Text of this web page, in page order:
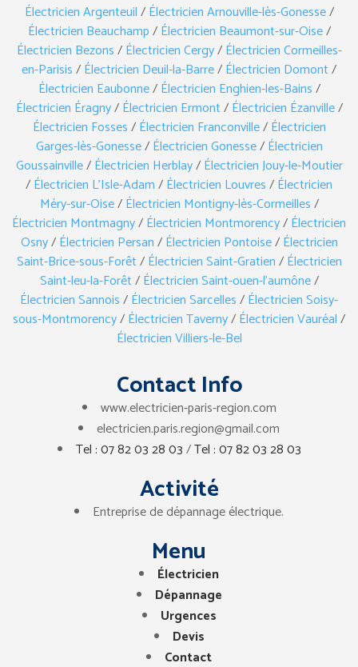
Électricien Argenteuil/Électricien Arnouville-lès-Gonesse/
Électricien Beauchamp/Électricien Beaumont-sur-Oise/
Électricien Bezons/Électricien Cergy/Électricien Cormeilles-
en-Parisis/Électricien Deuil-la-Barre/Électricien Domont/
Électricien Eaubonne/Électricien Enghien-les-Bains/
Électricien Éragny/Électricien Ermont/Électricien Ézanville/
Électricien Fosses/Électricien Franconville/Électricien
Garges-lès-Gonesse/Électricien Gonesse/Électricien
Goussainville/Électricien Herblay/Électricien Jouy-le-Moutier
/Électricien L’Isle-Adam/Électricien Louvres/Électricien
Méry-sur-Oise/Électricien Montigny-lès-Cormeilles/
Électricien Montmagny/Électricien Montmorency/Électricien
Osny/Électricien Persan/Électricien Pontoise/Électricien
Saint-Brice-sous-Forêt/Électricien Saint-Gratien/Électricien
Saint-leu-la-Forêt/Électricien Saint-ouen-l’aumône/
Électricien Sannois/Électricien Sarcelles/Électricien Soisy-
sous-Montmorency/Électricien Taverny/Électricien Vauréal/
Électricien Villiers-le-Bel
Contact Info
www.electricien-paris-region.com
electricien.paris.region@gmail.com
Tel : 07 82 03 28 03/Tel : 07 82 03 28 03
Activité
Entreprise de dépannage électrique.
Menu
Électricien
Dépannage
Urgences
Devis
Contact